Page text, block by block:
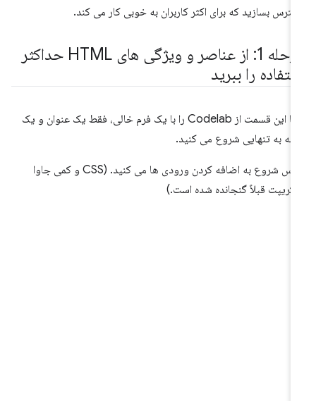
بسازید که برای اکثر کاربران به خوبی کار می کند.
مرحله 1: از عناصر و ویژگی های HTML حداکثر
را ببرید
شما این قسمت از Codelab را با یک فرم خالی، فقط یک عنوان و یک
به تنهایی شروع می کنید.
سپس شروع به اضافه کردن ورودی ها می کنید. (CSS و کمی جاوا
قبلاً گنجانده شده است.)